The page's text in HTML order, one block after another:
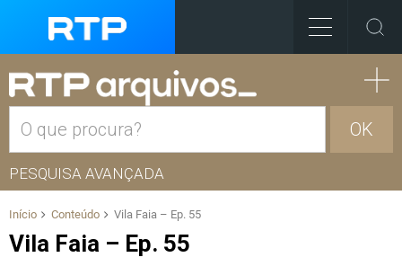
OK
PESQUISA AVANÇADA
Início Conteúdo Vila Faia – Ep. 55
Vila Faia – Ep. 55